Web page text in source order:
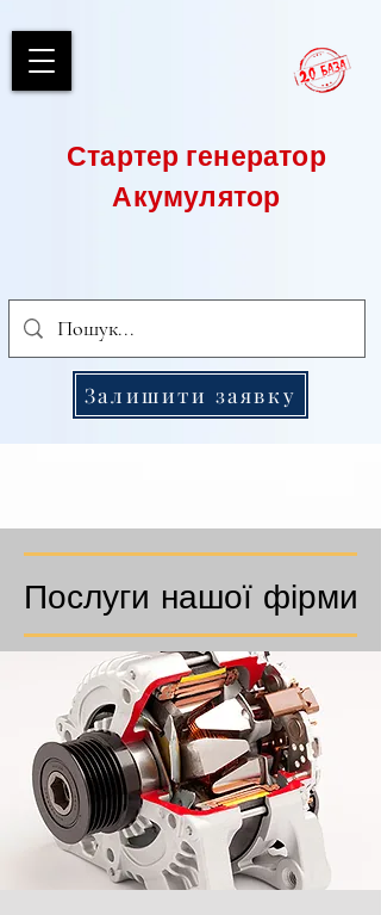
Стартер генератор
Акумулятор
Залишити заявку
Послуги нашої фірми